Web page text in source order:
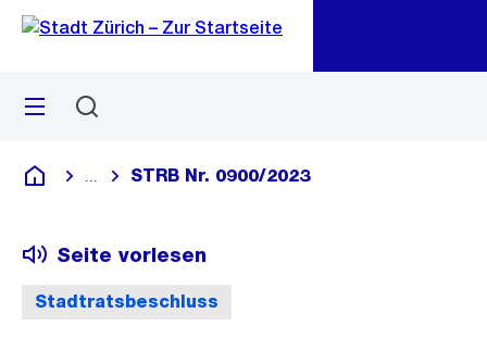
Navigation
Sprunglink
Menü
Deutsch
Blende alle Breadcrumbs ein
STRB Nr. 0900/2023
Stadtratsbeschluss
Seite vorlesen